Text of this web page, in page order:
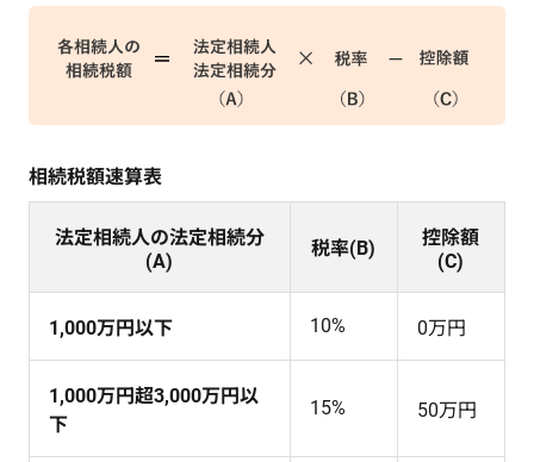
相続税額速算表
法定相続人の法定相続分
(A)
税率(B)
控除額
(C)
1,000万円以下 10% 0万円
1,000万円超3,000万円以
下
15% 50万円